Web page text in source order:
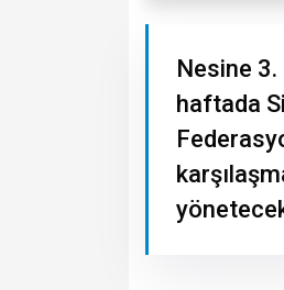
Nesine
haftada